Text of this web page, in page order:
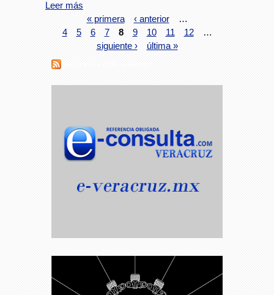
Leer más
« primera
‹ anterior
…
4
5 6 7 8 9 10 11 12
…
siguiente ›
última »